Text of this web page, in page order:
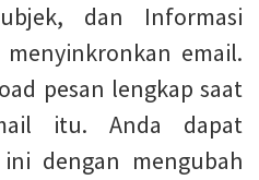
dan Informasi
email.
pesan lengkap saat
itu. Anda dapat
dengan mengubah